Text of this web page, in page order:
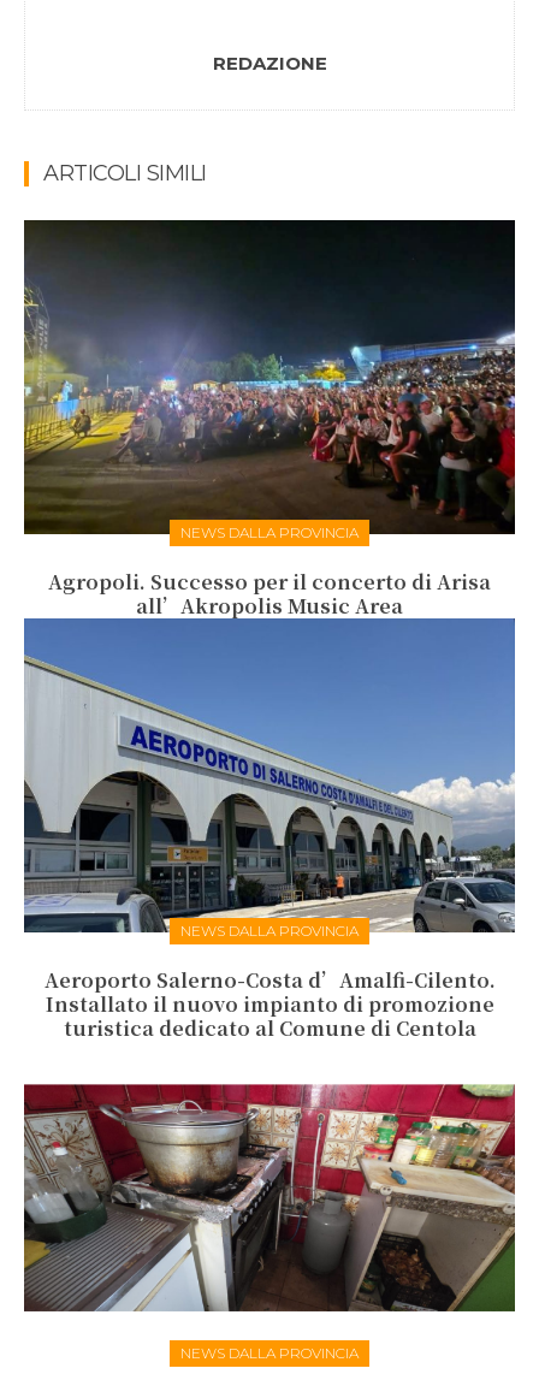
REDAZIONE
ARTICOLI SIMILI
NEWS DALLA PROVINCIA
Agropoli. Successo per il concerto di Arisa
all’Akropolis Music Area
NEWS DALLA PROVINCIA
Aeroporto Salerno-Costa d’Amalfi-Cilento.
Installato il nuovo impianto di promozione
turistica dedicato al Comune di Centola
NEWS DALLA PROVINCIA